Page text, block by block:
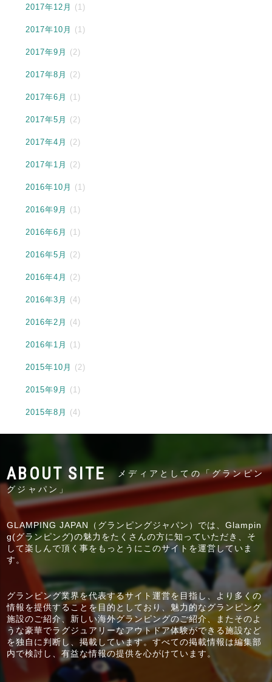
2017年12月 (1)
2017年10月 (1)
2017年9月 (2)
2017年8月 (2)
2017年6月 (1)
2017年5月 (2)
2017年4月 (2)
2017年1月 (2)
2016年10月 (1)
2016年9月 (1)
2016年6月 (1)
2016年5月 (2)
2016年4月 (2)
2016年3月 (4)
2016年2月 (4)
2016年1月 (1)
2015年10月 (2)
2015年9月 (1)
2015年8月 (4)
メディアとしての「グランピン
グジャパン」
GLAMPING JAPAN（グランピングジャパン）では、Glampin
g(グランピング)の魅力をたくさんの方に知っていただき、そ
して楽しんで頂く事をもっとうにこのサイトを運営していま
す。
グランピング業界を代表するサイト運営を目指し、より多くの
情報を提供することを目的としており、魅力的なグランピング
施設のご紹介、新しい海外グランピングのご紹介、またそのよ
うな豪華でラグジュアリーなアウトドア体験ができる施設など
を独自に判断し、掲載しています。すべての掲載情報は編集部
内で検討し、有益な情報の提供を心がけています。